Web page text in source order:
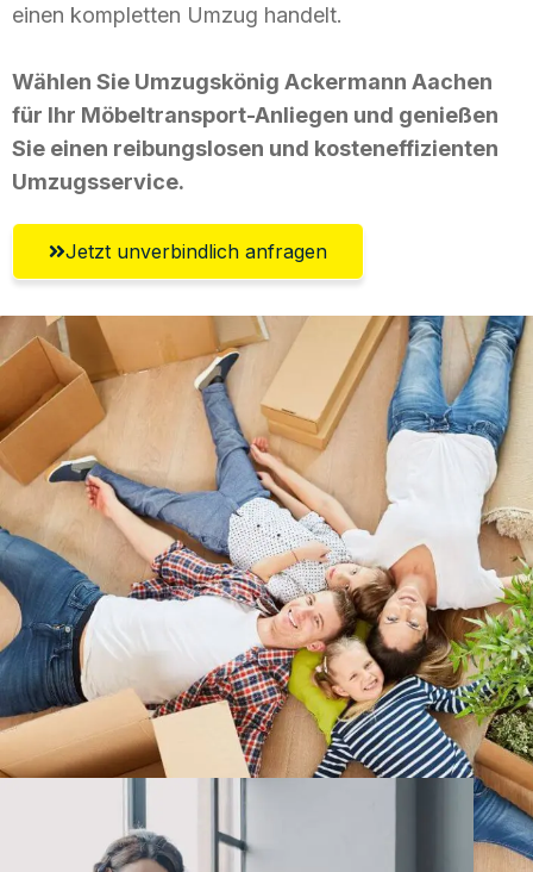
einen kompletten Umzug handelt.
Wählen Sie Umzugskönig Ackermann Aachen
für Ihr Möbeltransport-Anliegen und genießen
Sie einen reibungslosen und kosteneffizienten
Umzugsservice.
Jetzt unverbindlich anfragen